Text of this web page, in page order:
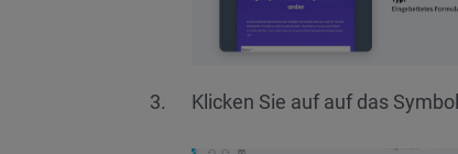
Klicken Sie auf auf das Symbol